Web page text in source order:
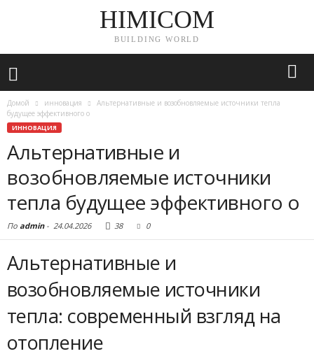
HIMICOM
BUILDING WORLD
Домой инновация
Альтернативные и возобновляемые источники тепла
будущее эффективного о
ИННОВАЦИЯ
Альтернативные и
возобновляемые источники
тепла будущее эффективного о
По admin- 24.04.2026 38 0
Альтернативные и
возобновляемые источники
тепла: современный взгляд на
отопление